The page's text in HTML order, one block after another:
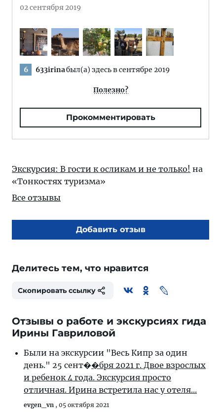
02 сентября 2019
6 633irinaбыл(а) здесь в сентябре 2019
Полезно?
Прокомментировать
Экскурсия: В гости к осликам и не только! на
«Тонкостях туризма»
Все отзывы
Добавить отзыв
Делитесь тем, что нравится
Скопировать ссылку
Отзывы о работе и экскурсиях гида
Ирины Гавриловой
Были на экскурсии "Весь Кипр за один
день." 25 сент��бря 2021 г. Двое взрослых
и ребенок 4 года. Экскурсия просто
отличная. Ирина встретила нас у отеля...
evgen_vn , 05 октября 2021